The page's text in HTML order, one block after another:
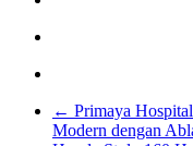
← Primaya
Modern dengan